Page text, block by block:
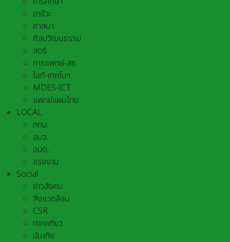
อาชีวะ
ศาสนา
ศิลปวัฒนธรรม
สตรี
การแพทย์-สธ
ไอที-เทคโนฯ
MDES-ICT
แพทย์แผนไทย
LOCAL
กทม.
อบจ.
อบต,
แรงงาน
Social
ข่าวสังคม
สิ่งแวดล้อม
CSR
ท่องเที่ยว
บันเทิง